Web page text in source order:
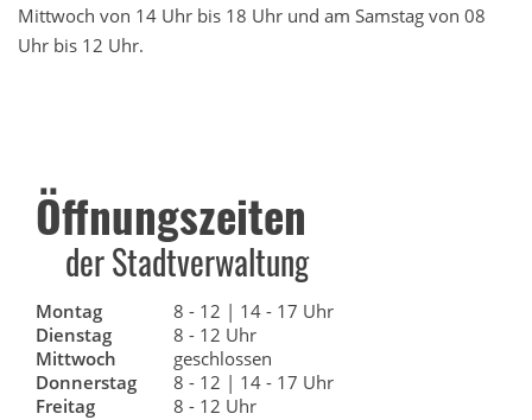
Mittwoch von 14 Uhr bis 18 Uhr und am Samstag von 08
Uhr bis 12 Uhr.
Öffnungszeiten
der Stadtverwaltung
Montag
8 - 12 | 14 - 17 Uhr
Dienstag
8 - 12 Uhr
Mittwoch
geschlossen
Donnerstag
8 - 12 | 14 - 17 Uhr
Freitag
8 - 12 Uhr